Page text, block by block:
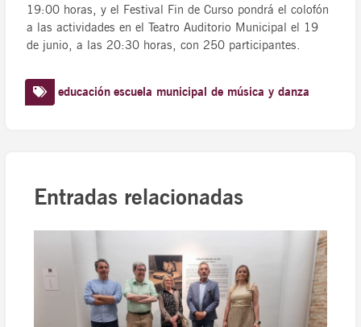
19:00 horas, y el Festival Fin de Curso pondrá el colofón
a las actividades en el Teatro Auditorio Municipal el 19
de junio, a las 20:30 horas, con 250 participantes.
educación escuela municipal de música y danza
Entradas relacionadas